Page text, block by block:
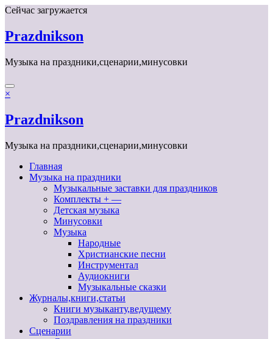
Перейти
содержимому
Сейчас загружается
Prazdnikson
Музыка на праздники,сценарии,минусовки
×
Prazdnikson
Музыка на праздники,сценарии,минусовки
Главная
Музыка на праздники
Музыкальные заставки для праздников
Комплекты + —
Детская музыка
Минусовки
Музыка
Народные
Христианские песни
Инструментал
Аудиокниги
Музыкальные сказки
Журналы,книги,статьи
Книги музыканту,ведущему
Поздравления на праздники
Сценарии